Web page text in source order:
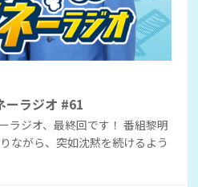
ーラジオ #61
ラジオ、最終回です！ 番組黎明
ながら、突如沈黙を続けるよう